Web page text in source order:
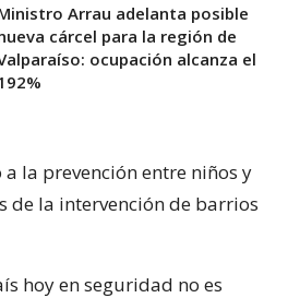
Arrau adelanta posible
cárcel para la región de
ocupación alcanza el
la prevención entre niños y
de la intervención de barrios
hoy en seguridad no es